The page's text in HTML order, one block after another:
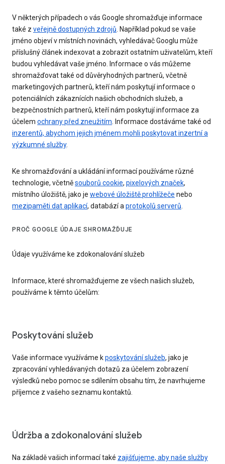
V některých případech o vás Google shromažďuje informace
také z veřejně dostupných zdrojů. Například pokud se vaše
jméno objeví v místních novinách, vyhledávač Googlu může
příslušný článek indexovat a zobrazit ostatním uživatelům, kteří
budou vyhledávat vaše jméno. Informace o vás můžeme
shromažďovat také od důvěryhodných partnerů, včetně
marketingových partnerů, kteří nám poskytují informace o
potenciálních zákaznících našich obchodních služeb, a
bezpečnostních partnerů, kteří nám poskytují informace za
účelem ochrany před zneužitím. Informace dostáváme také od
inzerentů, abychom jejich jménem mohli poskytovat inzertní a
výzkumné služby.
Ke shromažďování a ukládání informací používáme různé
technologie, včetněsouborů cookie, pixelových značek,
místního úložiště, jako je webové úložiště prohlížeče nebo
mezipaměti dat aplikací, databází aprotokolů serverů.
PROČ GOOGLE ÚDAJE SHROMAŽĎUJE
Údaje využíváme ke zdokonalování služeb
Informace, které shromažďujeme ze všech našich služeb,
používáme k těmto účelům:
Poskytování služeb
Vaše informace využíváme kposkytování služeb, jako je
zpracování vyhledávaných dotazů za účelem zobrazení
výsledků nebo pomoc se sdílením obsahu tím, že navrhujeme
příjemce z vašeho seznamu kontaktů.
Údržba a zdokonalování služeb
Na základě vašich informací také zajišťujeme, aby naše služby